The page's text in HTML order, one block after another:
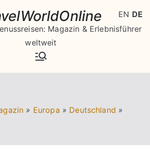
Magazin & Erlebnisführer
weltweit
» Europa » Deutschland »
EN DE